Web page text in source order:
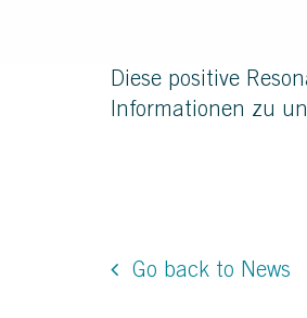
Diese positive
Informationen zu
Go back to News